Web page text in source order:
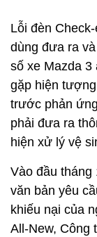
Lỗi đèn
dùng đưa ra
số xe Mazda
gặp hiện
trước phản
phải đưa ra
hiện xử lý vệ
Vào đầu tháng
văn bản yêu
khiếu nại của
All-New, Công